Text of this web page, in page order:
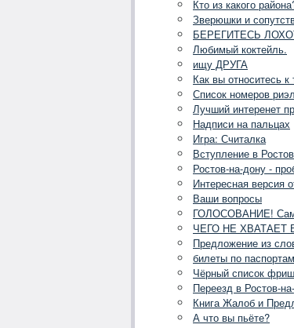
Кто из какого
Зверюшки и
БЕРЕГИТЕСЬ
Любимый коктейль.
ищу ДРУГА
Как вы относитесь к
Список номеров
Лучший интеренет
Надписи на пальцах
Игра: Считалка
Вступление в
Ростов-на-дону -
Интересная версия
Ваши вопросы
ГОЛОСОВАНИЕ!
ЧЕГО НЕ ХВАТАЕТ
Предложение из
билеты по паспортам
Чёрный список
Переезд в Ростов-
Книга Жалоб и
А что вы пьёте?